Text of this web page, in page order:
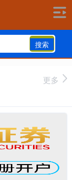
搜索
更多